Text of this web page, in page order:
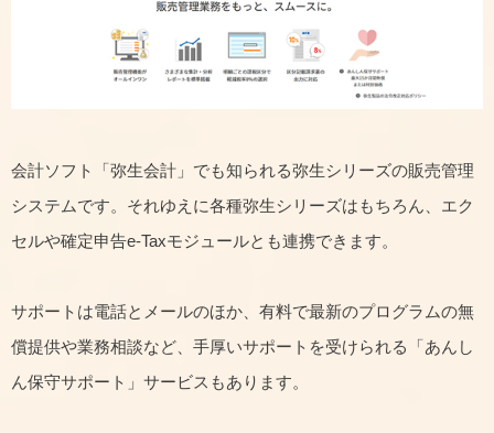
会計ソフト「弥生会計」でも知られる弥生シリーズの販売管理
システムです。それゆえに各種弥生シリーズはもちろん、エク
セルや確定申告e-Taxモジュールとも連携できます。
サポートは電話とメールのほか、有料で最新のプログラムの無
償提供や業務相談など、手厚いサポートを受けられる「あんし
ん保守サポート」サービスもあります。